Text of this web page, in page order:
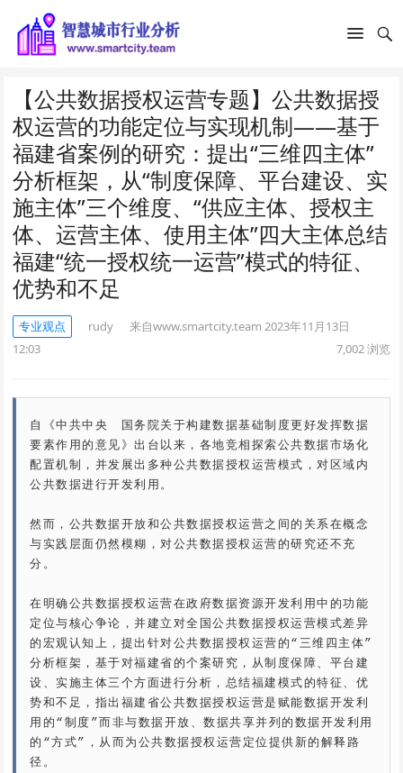
【公共数据授权运营专题】公共数据授
权运营的功能定位与实现机制——基于
福建省案例的研究：提出“三维四主体”
分析框架，从“制度保障、平台建设、实
施主体”三个维度、“供应主体、授权主
体、运营主体、使用主体”四大主体总结
福建“统一授权统一运营”模式的特征、
优势和不足
专业观点 rudy 来自www.smartcity.team 2023年11月13日
12:03
7,002浏览
自《中共中央　国务院关于构建数据基础制度更好发挥数据
要素作用的意见》出台以来，各地竞相探索公共数据市场化
配置机制，并发展出多种公共数据授权运营模式，对区域内
公共数据进行开发利用。
然而，公共数据开放和公共数据授权运营之间的关系在概念
与实践层面仍然模糊，对公共数据授权运营的研究还不充
分。
在明确公共数据授权运营在政府数据资源开发利用中的功能
定位与核心争论，并建立对全国公共数据授权运营模式差异
的宏观认知上，提出针对公共数据授权运营的“三维四主体”
分析框架，基于对福建省的个案研究，从制度保障、平台建
设、实施主体三个方面进行分析，总结福建模式的特征、优
势和不足，指出福建省公共数据授权运营是赋能数据开发利
用的“制度”而非与数据开放、数据共享并列的数据开发利用
的“方式”，从而为公共数据授权运营定位提供新的解释路
径。